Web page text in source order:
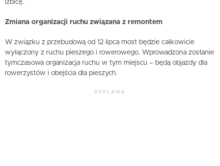
izbicę.
Zmiana organizacji ruchu związana z remontem
W związku z przebudową od 12 lipca most będzie całkowicie
wyłączony z ruchu pieszego i rowerowego. Wprowadzona zostanie
tymczasowa organizacja ruchu w tym miejscu – będą objazdy dla
rowerzystów i obejścia dla pieszych.
REKLAMA